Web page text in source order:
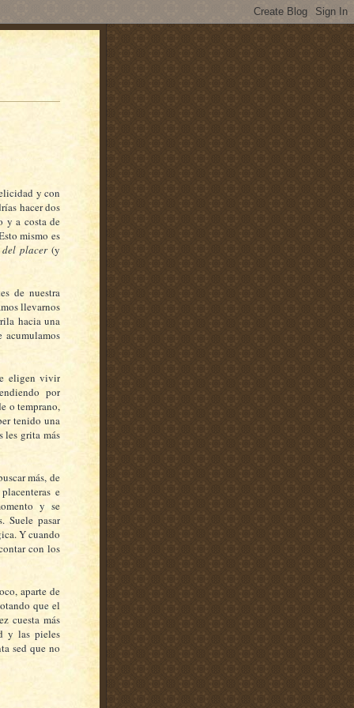
y con
hacer dos
y a costa de
mismo es
placer(y
de nuestra
llevarnos
hacia una
eligen vivir
por
o temprano,
tenido una
les grita más
más, de
e
y se
Suele pasar
Y cuando
con los
aparte de
que el
cuesta más
y las pieles
sed que no